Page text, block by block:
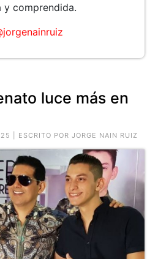
y comprendida.
luce más en
| ESCRITO POR JORGE NAIN RUIZ